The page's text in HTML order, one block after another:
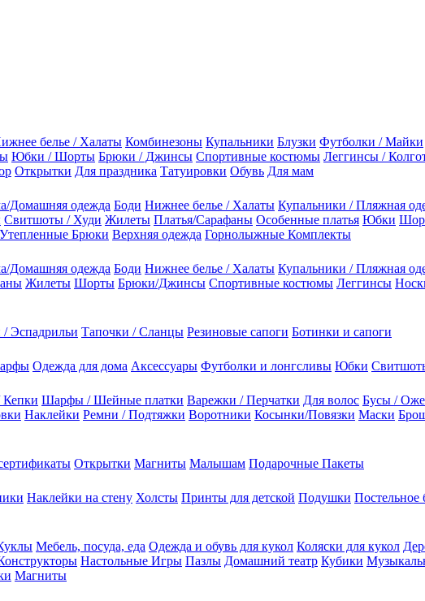
белье / Халаты Комбинезоны Купальники Блузки Футболки / Майки
Юбки / Шорты Брюки / Джинсы Спортивные костюмы Леггинсы /
Открытки Для праздника Татуировки Обувь Для мам
Домашняя одежда Боди Нижнее белье / Халаты Купальники / Пляжная
Свитшоты / Худи Жилеты Платья/Сарафаны Особенные платья Юбки
Утепленные Брюки Верхняя одежда Горнолыжные Комплекты
Домашняя одежда Боди Нижнее белье / Халаты Купальники / Пляжная
Жилеты Шорты Брюки/Джинсы Спортивные костюмы Леггинсы
Эспадрильи Тапочки / Сланцы Резиновые сапоги Ботинки и сапоги
Одежда для дома Аксессуары Футболки и лонгсливы Юбки
Шарфы / Шейные платки Варежки / Перчатки Для волос Бусы /
Наклейки Ремни / Подтяжки Воротники Косынки/Повязки Маски
Открытки Магниты Малышам Подарочные Пакеты
Наклейки на стену Холсты Принты для детской Подушки Постельное
Мебель, посуда, еда Одежда и обувь для кукол Коляски для кукол
Настольные Игры Пазлы Домашний театр Кубики
Магниты